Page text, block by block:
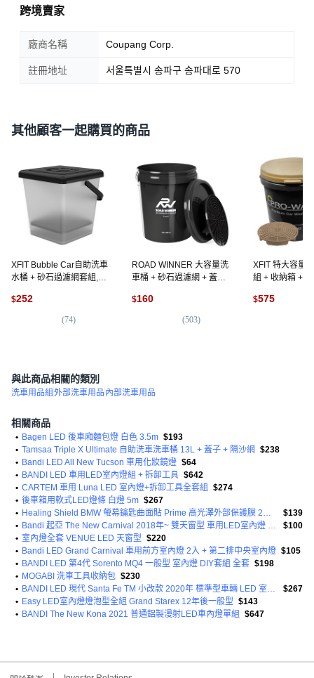
跨境賣家
廠商名稱 Coupang Corp.
註冊地址 서울특별시 송파구 송파대로 570
其他顧客一起購買的商品
XFIT Bubble Car自助洗車
水桶 + 砂石過濾網套組,
$252
(74)
ROAD WINNER 大容量洗
車桶 + 砂石過濾網 + 蓋子
$160
(503)
XFIT 特大容量
組 + 收納箱 +
$575
與此商品相關的類別
洗車用品組 外部洗車用品 內部洗車用品
相關商品
• Bagen LED 後車廂麵包燈 白色 3.5m $193
• Tamsaa Triple X Ultimate 自助洗車洗車桶 13L + 蓋子 + 隔沙網
$238
• Bandi LED All New Tucson 車用化妝鏡燈 $64
• BANDI LED 車用LED室內燈組 + 拆卸工具 $642
• CARTEM 車用 Luna LED 室內燈+拆卸工具全套組
$274
• 後車箱用軟式LED燈條 白燈 5m $267
•
Healing Shield BMW 螢幕鑰匙曲面貼 Prime 高光澤外部保護膜 2片組
$139
•
Bandi 起亞 The New Carnival 2018年~ 雙天窗型 車用LED室內燈 DIY套組
$100
• 室內燈全套 VENUE LED 天窗型 $220
• Bandi LED Grand Carnival 車用前方室內燈 2入 + 第二排中央室內燈 $105
• BANDI LED 第4代 Sorento MQ4 一般型 室內燈 DIY套組 全套 $198
• MOGABI 洗車工具收納包 $230
•
BANDI LED 現代 Santa Fe TM 小改款 2020年 標準型車輛 LED 室內燈 DIY套組
$267
• Easy LED室內燈燈泡型全組 Grand Starex 12年後一般型 $143
• BANDI The New Kona 2021 普通鋁製漫射LED車內燈單組 $647